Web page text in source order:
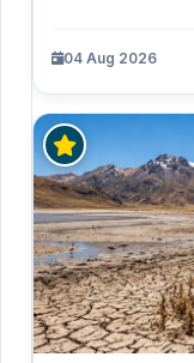
04 Aug 2026